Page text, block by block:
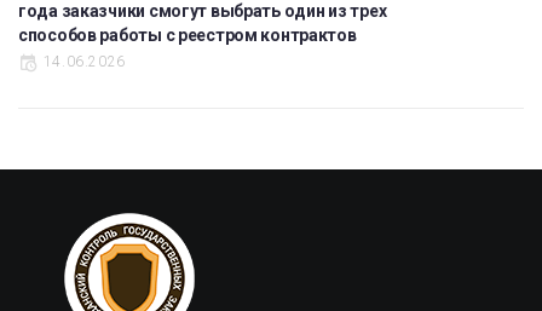
года заказчики смогут выбрать один из трех
способов работы с реестром контрактов
14.06.2026